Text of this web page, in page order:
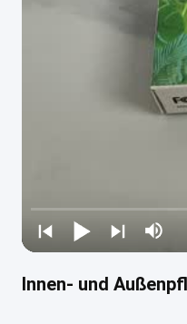
Innen- und